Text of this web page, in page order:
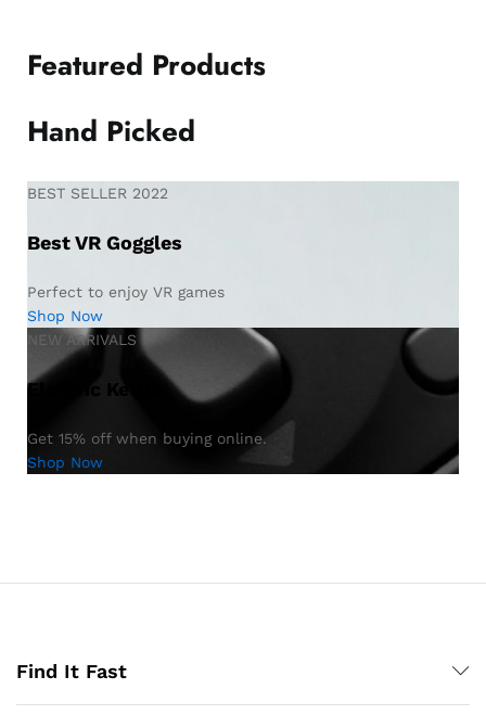
Featured Products
Hand Picked
BEST SELLER 2022
Best VR Goggles
Perfect to enjoy VR games
Shop Now
NEW ARRIVALS
Electric Kettle
Get 15% off when buying online.
Shop Now
Find It Fast